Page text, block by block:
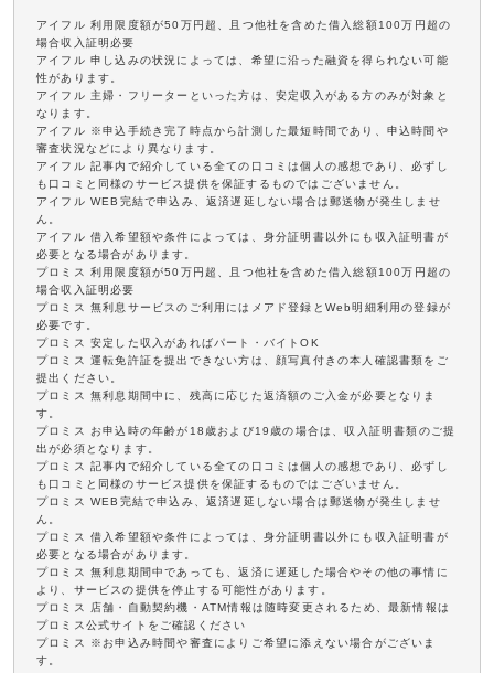
アイフル 利用限度額が50万円超、且つ他社を含めた借入総額100万円超の
場合収入証明必要
アイフル 申し込みの状況によっては、希望に沿った融資を得られない可能
性があります。
アイフル 主婦・フリーターといった方は、安定収入がある方のみが対象と
なります。
アイフル ※申込手続き完了時点から計測した最短時間であり、申込時間や
審査状況などにより異なります。
アイフル 記事内で紹介している全ての口コミは個人の感想であり、必ずし
も口コミと同様のサービス提供を保証するものではございません。
アイフル WEB完結で申込み、返済遅延しない場合は郵送物が発生しませ
ん。
アイフル 借入希望額や条件によっては、身分証明書以外にも収入証明書が
必要となる場合があります。
プロミス 利用限度額が50万円超、且つ他社を含めた借入総額100万円超の
場合収入証明必要
プロミス 無利息サービスのご利用にはメアド登録とWeb明細利用の登録が
必要です。
プロミス 安定した収入があればパート・バイトOK
プロミス 運転免許証を提出できない方は、顔写真付きの本人確認書類をご
提出ください。
プロミス 無利息期間中に、残高に応じた返済額のご入金が必要となりま
す。
プロミス お申込時の年齢が18歳および19歳の場合は、収入証明書類のご提
出が必須となります。
プロミス 記事内で紹介している全ての口コミは個人の感想であり、必ずし
も口コミと同様のサービス提供を保証するものではございません。
プロミス WEB完結で申込み、返済遅延しない場合は郵送物が発生しませ
ん。
プロミス 借入希望額や条件によっては、身分証明書以外にも収入証明書が
必要となる場合があります。
プロミス 無利息期間中であっても、返済に遅延した場合やその他の事情に
より、サービスの提供を停止する可能性があります。
プロミス 店舗・自動契約機・ATM情報は随時変更されるため、最新情報は
プロミス公式サイトをご確認ください
プロミス ※お申込み時間や審査によりご希望に添えない場合がございま
す。